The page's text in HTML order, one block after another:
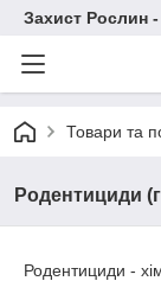
Захист Рослин
Товари та
Родентициди
Родентициди -